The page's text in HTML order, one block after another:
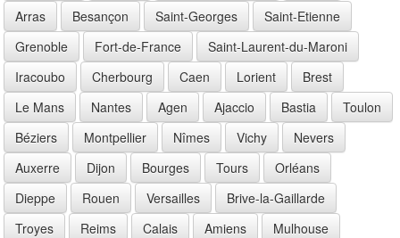
Arras
Besançon Saint-Georges
Saint-Etienne
Grenoble
Fort-de-France
Saint-Laurent-du-Maroni
Iracoubo
Cherbourg Caen Lorient
Brest
Le Mans
Nantes Agen Ajaccio Bastia
Toulon
Béziers
Montpellier Nîmes Vichy
Nevers
Auxerre
Dijon Bourges Tours
Orléans
Dieppe
Rouen Versailles
Brive-la-Gaillarde
Troyes
Reims Calais Amiens
Mulhouse